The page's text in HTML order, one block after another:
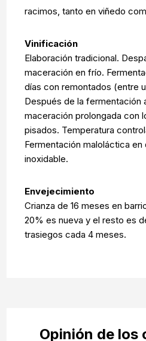
racimos, tanto en viñedo
Vinificación
Elaboración tradicional.
maceración en frío.
días con remontados (entre
Después de la fermentación
maceración prolongada con
pisados. Temperatura
Fermentación maloláctica
inoxidable.
Envejecimiento
Crianza de 16 meses en
20% es nueva y el resto es
trasiegos cada 4 meses.
Opinión de los